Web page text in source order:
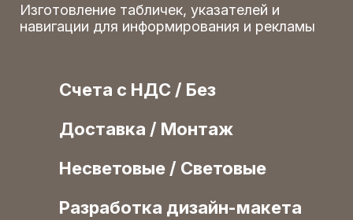
Изготовление табличек, указателей и
навигации для информирования и рекламы
Счета с НДС / Без
Доставка / Монтаж
Несветовые / Световые
Разработка дизайн-макета